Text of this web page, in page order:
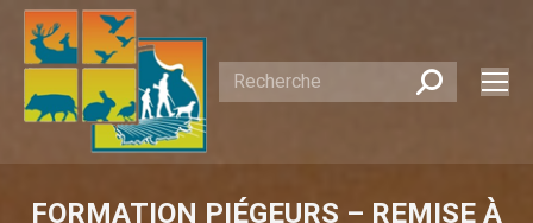
Recherche
:
FORMATION PIÉGEURS – REMISE À